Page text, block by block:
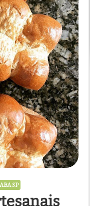
SP